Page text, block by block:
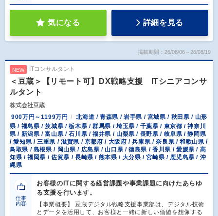
気になる 詳細を見る
掲載期間：26/08/06～26/08/19
NEW ITコンサルタント
＜豆蔵＞【リモート可】DX戦略支援 ITシニアコンサ
ルタント
株式会社豆蔵
900万円～1199万円
北海道 / 青森県 / 岩手県 / 宮城県 / 秋田県 / 山形
県 / 福島県 / 茨城県 / 栃木県 / 群馬県 / 埼玉県 / 千葉県 / 東京都 / 神奈川
県 / 新潟県 / 富山県 / 石川県 / 福井県 / 山梨県 / 長野県 / 岐阜県 / 静岡県
/ 愛知県 / 三重県 / 滋賀県 / 京都府 / 大阪府 / 兵庫県 / 奈良県 / 和歌山県 /
鳥取県 / 島根県 / 岡山県 / 広島県 / 山口県 / 徳島県 / 香川県 / 愛媛県 / 高
知県 / 福岡県 / 佐賀県 / 長崎県 / 熊本県 / 大分県 / 宮崎県 / 鹿児島県 / 沖
縄県
仕事
内容
お客様のITに関する経営課題や事業課題に向けたあらゆ
る支援を行います。
【事業概要】 豆蔵デジタル戦略支援事業部は、デジタル技術
とデータを活用して、お客様と一緒に新しい価値を想像する